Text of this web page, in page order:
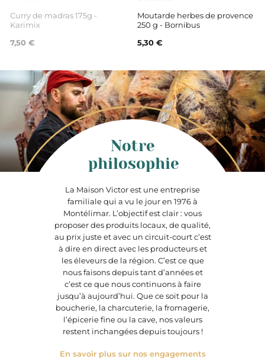
Curry de madras 175g -
Karimix
7,50 €
Moutarde herbes de provence
250 g - Bornibus
5,30 €
La Maison Victor est une entreprise
familiale qui a vu le jour en 1976 à
Montélimar. L’objectif est clair : vous
proposer des produits locaux, de qualité,
au prix juste et avec un circuit-court c’est
à dire en direct avec les producteurs et
les éleveurs de la région. C’est ce que
nous faisons depuis tant d’années et
c’est ce que nous continuons à faire
jusqu’à aujourd’hui. Que ce soit pour la
boucherie, la charcuterie, la fromagerie,
l’épicerie fine ou la cave, nos valeurs
restent inchangées depuis toujours !
En savoir plus sur nos engagements
Notre
philosophie